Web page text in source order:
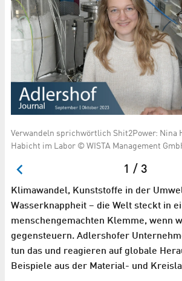
Verwandeln sprichwörtlich Shit2Power: Nina
Habicht im Labor © WISTA Management
1 / 3
Klimawandel, Kunststoffe in der
Wasserknappheit – die Welt steckt in
menschengemachten Klemme, wenn
gegensteuern. Adlershofer
tun das und reagieren auf globale
Beispiele aus der Material- und